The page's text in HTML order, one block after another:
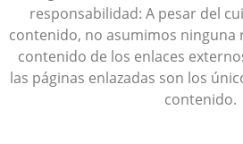
responsabilidad: A pesar del
contenido, no asumimos ninguna
contenido de los enlaces
las páginas enlazadas son los
contenido.